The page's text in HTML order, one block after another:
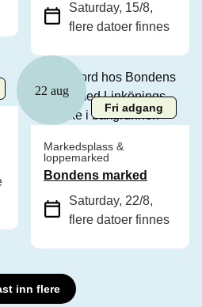
Saturday, 15/8,
flere datoer finnes
22 aug
Fri adgang
Markedsplass &
loppemarked
Bondens marked
Saturday, 22/8,
flere datoer finnes
inn flere